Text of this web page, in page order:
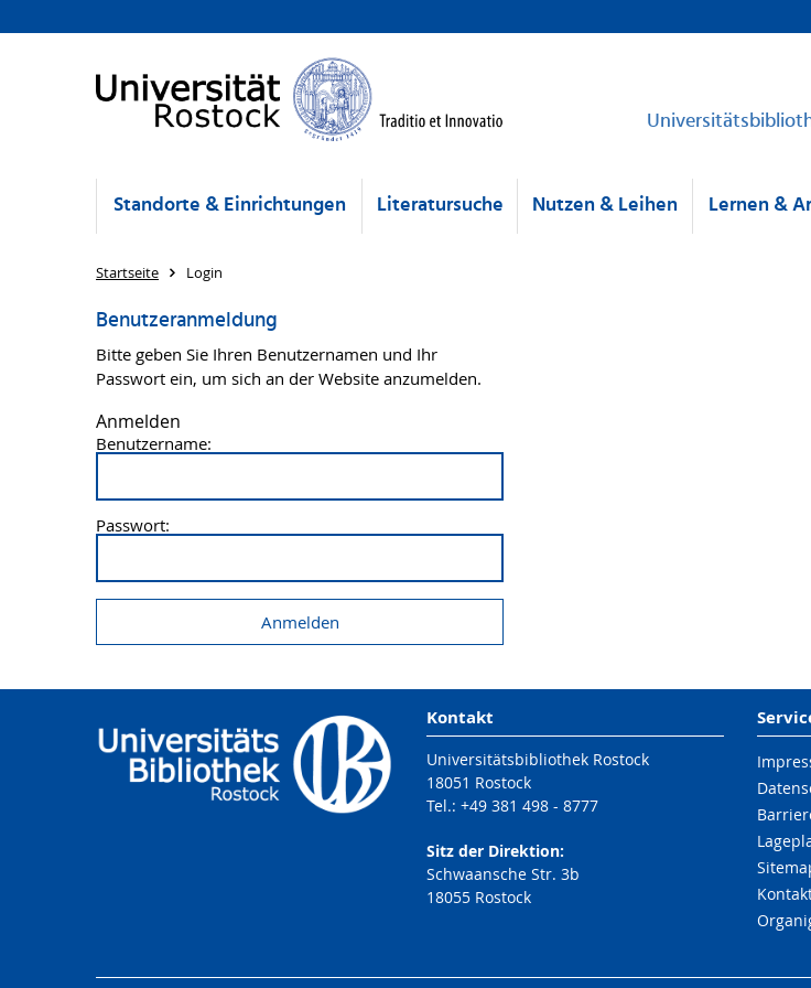
Standorte & Einrichtungen Literatursuche Nutzen & Leihen Lernen &
Startseite Login
Benutzeranmeldung
Bitte geben Sie Ihren Benutzernamen und Ihr
Passwort ein, um sich an der Website anzumelden.
Anmelden
Benutzername:
Passwort:
Kontakt
Universitätsbibliothek Rostock
18051 Rostock
Tel.: +49 381 498 - 8777
Sitz der Direktion:
Schwaansche Str. 3b
18055 Rostock